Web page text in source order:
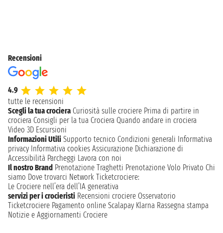
Recensioni
4.9
tutte le recensioni
Scegli la tua crociera Curiosità sulle crociere Prima di partire in
crociera Consigli per la tua Crociera Quando andare in crociera
Video 3D Escursioni
Informazioni Utili Supporto tecnico Condizioni generali Informativa
privacy Informativa cookies Assicurazione Dichiarazione di
Accessibilità Parcheggi Lavora con noi
Il nostro Brand Prenotazione Traghetti Prenotazione Volo Privato Chi
siamo Dove trovarci Network Ticketcrociere:
Le Crociere nell’era dell’IA generativa
servizi per i crocieristi Recensioni crociere Osservatorio
Ticketcrociere Pagamento online Scalapay Klarna Rassegna stampa
Notizie e Aggiornamenti Crociere